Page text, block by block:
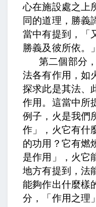
心在施設處之上
同的道理，勝義
當中有提到，「
勝義及彼所依。
第二個部分
法各有作用，如
探求此是其法、
作用。 這當中所
例子，火是我們
作」，火它有什
的功用？它有燃
是作用」，火它
地方有提到，法
能夠作出什麼樣
分，「作用之理